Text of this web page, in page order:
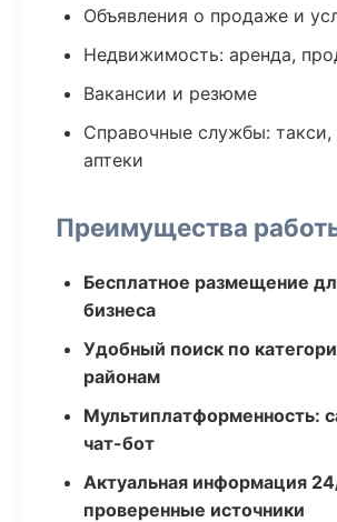
Объявления о продаже и
Недвижимость: аренда,
Вакансии и резюме
Справочные службы: такси,
аптеки
Преимущества
Бесплатное размещение
бизнеса
Удобный поиск по
районам
Мультиплатформенность:
чат-бот
Актуальная информация
проверенные источники